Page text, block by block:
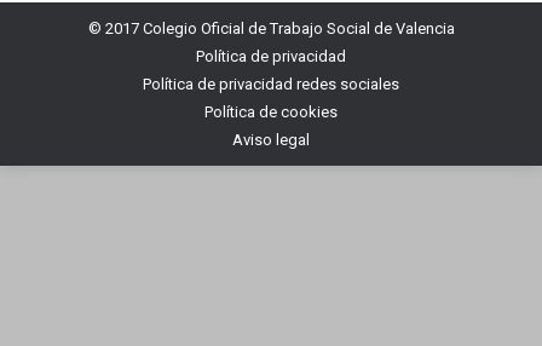
© 2017 Colegio Oficial de Trabajo Social de Valencia
Política de privacidad
Política de privacidad redes sociales
Política de cookies
Aviso legal